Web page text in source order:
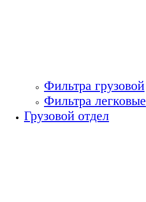
Фильтра грузовой
Фильтра легковые
Грузовой отдел